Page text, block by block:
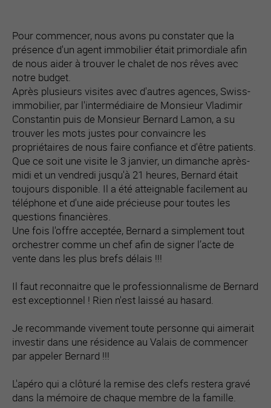
Pour commencer, nous avons pu constater que la
présence d'un agent immobilier était primordiale afin
de nous aider à trouver le chalet de nos rêves avec
notre budget.
Après plusieurs visites avec d'autres agences, Swiss-
immobilier, par l'intermédiaire de Monsieur Vladimir
Constantin puis de Monsieur Bernard Lamon, a su
trouver les mots justes pour convaincre les
propriétaires de nous faire confiance et d'être patients.
Que ce soit une visite le 3 janvier, un dimanche après-
midi et un vendredi jusqu'à 21 heures, Bernard était
toujours disponible. Il a été atteignable facilement au
téléphone et d'une aide précieuse pour toutes les
questions financières.
Une fois l'offre acceptée, Bernard a simplement tout
orchestrer comme un chef afin de signer l’acte de
vente dans les plus brefs délais !!!
Il faut reconnaitre que le professionnalisme de Bernard
est exceptionnel ! Rien n'est laissé au hasard.
Je recommande vivement toute personne qui aimerait
investir dans une résidence au Valais de commencer
par appeler Bernard !!!
L'apéro qui a clôturé la remise des clefs restera gravé
dans la mémoire de chaque membre de la famille.